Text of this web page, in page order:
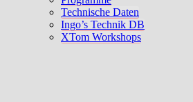
Technische Daten
Ingo’s Technik DB
XTom Workshops